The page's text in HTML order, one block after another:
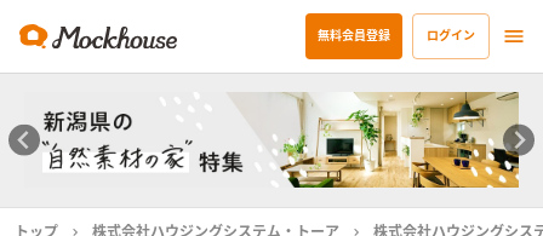
無料会員登録 ログイン
トップ 株式会社ハウジングシステム・トーア
株式会社ハウジングシス